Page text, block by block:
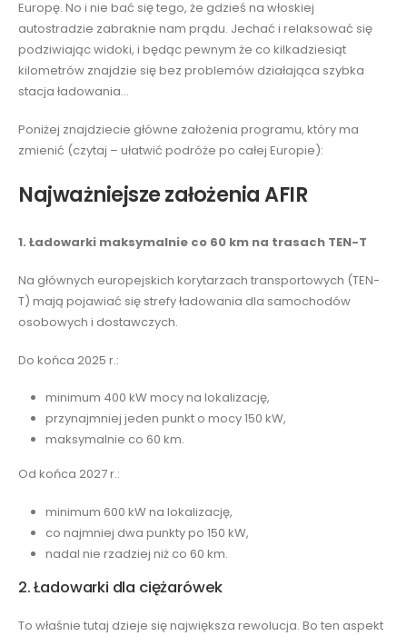
Europę. No i nie bać się tego, że gdzieś na włoskiej
autostradzie zabraknie nam prądu. Jechać i relaksować się
podziwiając widoki, i będąc pewnym że co kilkadziesiąt
kilometrów znajdzie się bez problemów działająca szybka
stacja ładowania…
Poniżej znajdziecie główne założenia programu, który ma
zmienić (czytaj – ułatwić podróże po całej Europie):
Najważniejsze założenia AFIR
1. Ładowarki maksymalnie co 60 km na trasach TEN-T
Na głównych europejskich korytarzach transportowych (TEN-
T) mają pojawiać się strefy ładowania dla samochodów
osobowych i dostawczych.
Do końca 2025 r.:
minimum 400 kW mocy na lokalizację,
przynajmniej jeden punkt o mocy 150 kW,
maksymalnie co 60 km.
Od końca 2027 r.:
minimum 600 kW na lokalizację,
co najmniej dwa punkty po 150 kW,
nadal nie rzadziej niż co 60 km.
2. Ładowarki dla ciężarówek
To właśnie tutaj dzieje się największa rewolucja. Bo ten aspekt